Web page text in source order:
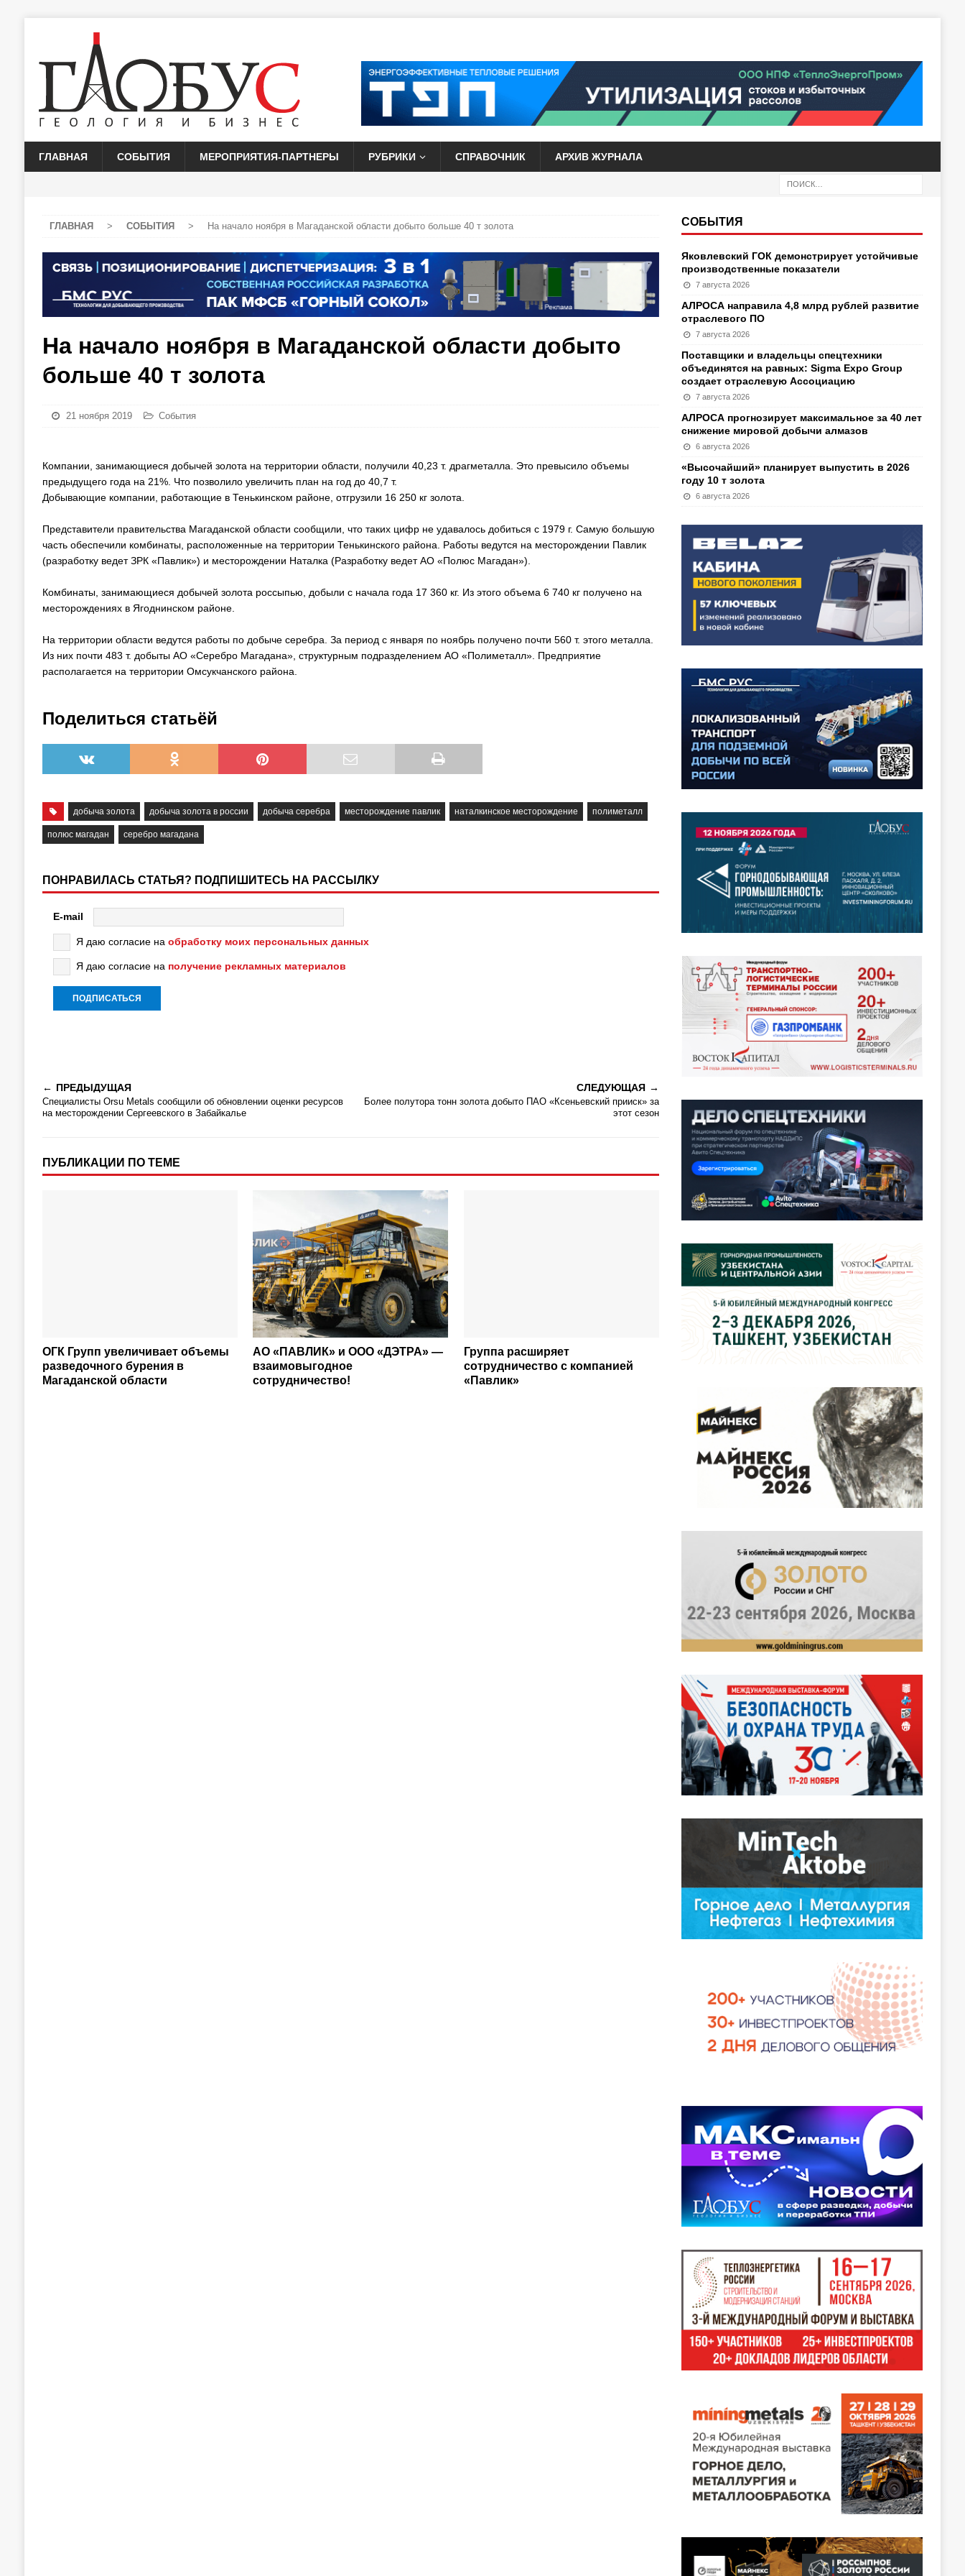
ГЛАВНАЯ СОБЫТИЯ МЕРОПРИЯТИЯ-ПАРТНЕРЫ РУБРИКИ СПРАВОЧНИК АРХИВ ЖУРНАЛА
ГЛАВНАЯ > СОБЫТИЯ > На начало ноября в Магаданской области добыто больше 40 т золота
На начало ноября в Магаданской области добыто
больше 40 т золота
21 ноября 2019 События
Компании, занимающиеся добычей золота на территории области, получили 40,23 т. драгметалла. Это превысило объемы
предыдущего года на 21%. Что позволило увеличить план на год до 40,7 т.
Добывающие компании, работающие в Тенькинском районе, отгрузили 16 250 кг золота.
Представители правительства Магаданской области сообщили, что таких цифр не удавалось добиться с 1979 г. Самую большую
часть обеспечили комбинаты, расположенные на территории Тенькинского района. Работы ведутся на месторождении Павлик
(разработку ведет ЗРК «Павлик») и месторождении Наталка (Разработку ведет АО «Полюс Магадан»).
Комбинаты, занимающиеся добычей золота россыпью, добыли с начала года 17 360 кг. Из этого объема 6 740 кг получено на
месторождениях в Ягоднинском районе.
На территории области ведутся работы по добыче серебра. За период с января по ноябрь получено почти 560 т. этого металла.
Из них почти 483 т. добыты АО «Серебро Магадана», структурным подразделением АО «Полиметалл». Предприятие
располагается на территории Омсукчанского района.
Поделиться статьёй
добыча золота добыча золота в россии добыча серебра месторождение павлик наталкинское месторождение полиметалл
полюс магадан серебро магадана
ПОНРАВИЛАСЬ СТАТЬЯ? ПОДПИШИТЕСЬ НА РАССЫЛКУ
E-mail
Я даю согласие на обработку моих персональных данных
Я даю согласие на получение рекламных материалов
ПРЕДЫДУЩАЯ
Специалисты Orsu Metals сообщили об обновлении оценки ресурсов
на месторождении Сергеевского в Забайкалье
СЛЕДУЮЩАЯ
Более полутора тонн золота добыто ПАО «Ксеньевский прииск» за
этот сезон
ПУБЛИКАЦИИ ПО ТЕМЕ
ОГК Групп увеличивает объемы
разведочного бурения в
Магаданской области
АО «ПАВЛИК» и ООО «ДЭТРА» —
взаимовыгодное
сотрудничество!
Группа расширяет
сотрудничество с компанией
«Павлик»
СОБЫТИЯ
Яковлевский ГОК демонстрирует устойчивые
производственные показатели
7 августа 2026
АЛРОСА направила 4,8 млрд рублей развитие
отраслевого ПО
7 августа 2026
Поставщики и владельцы спецтехники
объединятся на равных: Sigma Expo Group
создает отраслевую Ассоциацию
7 августа 2026
АЛРОСА прогнозирует максимальное за 40 лет
снижение мировой добычи алмазов
6 августа 2026
«Высочайший» планирует выпустить в 2026
году 10 т золота
6 августа 2026